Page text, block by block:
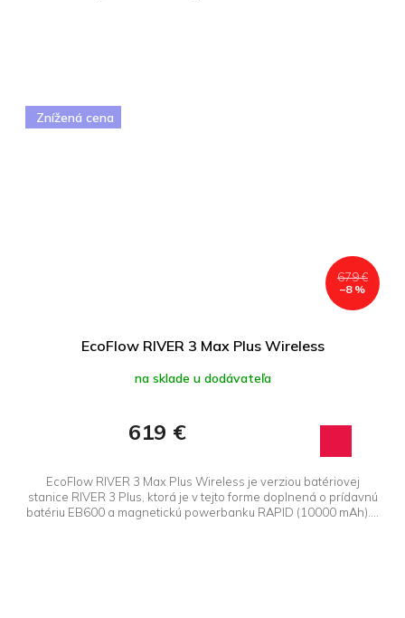
Znížená cena
679 €
–8 %
EcoFlow RIVER 3 Max Plus Wireless
na sklade u dodávateľa
619 €
EcoFlow RIVER 3 Max Plus Wireless je verziou batériovej
stanice RIVER 3 Plus, ktorá je v tejto forme doplnená o prídavnú
batériu EB600 a magnetickú powerbanku RAPID (10000 mAh)....